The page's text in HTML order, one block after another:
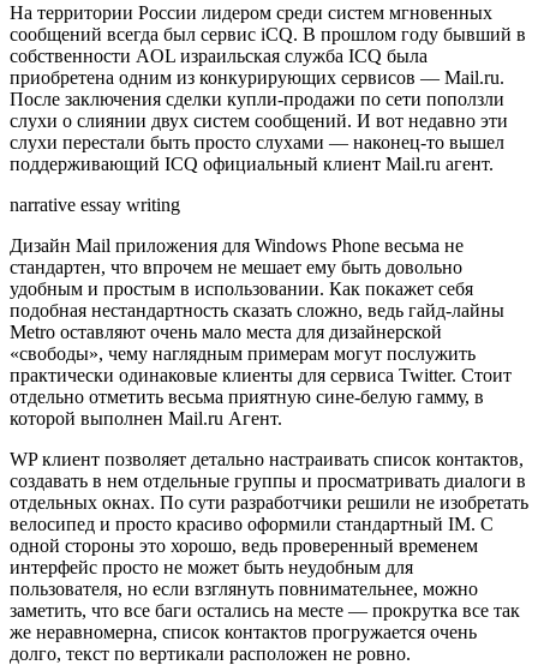
На территории России лидером среди систем мгновенных
сообщений всегда был сервис iCQ. В прошлом году бывший в
собственности AOL израильская служба ICQ была
приобретена одним из конкурирующих сервисов — Mail.ru.
После заключения сделки купли-продажи по сети поползли
слухи о слиянии двух систем сообщений. И вот недавно эти
слухи перестали быть просто слухами — наконец-то вышел
поддерживающий ICQ официальный клиент Mail.ru агент.
narrative essay writing
Дизайн Mail приложения для Windows Phone весьма не
стандартен, что впрочем не мешает ему быть довольно
удобным и простым в использовании. Как покажет себя
подобная нестандартность сказать сложно, ведь гайд-лайны
Metro оставляют очень мало места для дизайнерской
«свободы», чему наглядным примерам могут послужить
практически одинаковые клиенты для сервиса Twitter. Стоит
отдельно отметить весьма приятную сине-белую гамму, в
которой выполнен Mail.ru Агент.
WP клиент позволяет детально настраивать список контактов,
создавать в нем отдельные группы и просматривать диалоги в
отдельных окнах. По сути разработчики решили не изобретать
велосипед и просто красиво оформили стандартный IM. С
одной стороны это хорошо, ведь проверенный временем
интерфейс просто не может быть неудобным для
пользователя, но если взглянуть повнимательнее, можно
заметить, что все баги остались на месте — прокрутка все так
же неравномерна, список контактов прогружается очень
долго, текст по вертикали расположен не ровно.